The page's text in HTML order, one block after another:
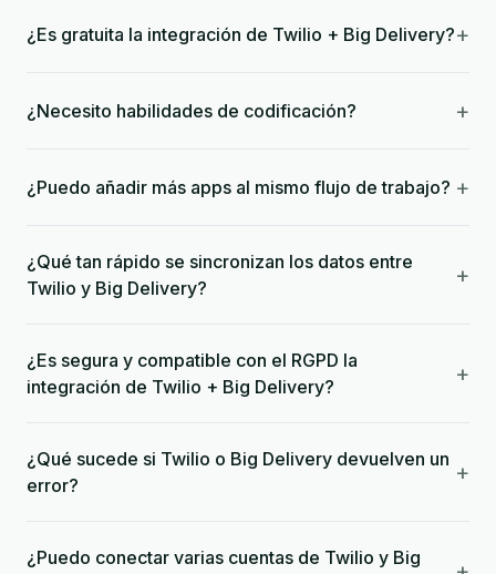
¿Es gratuita la integración de Twilio + Big Delivery?+
¿Necesito habilidades de codificación? +
¿Puedo añadir más apps al mismo flujo de trabajo? +
¿Qué tan rápido se sincronizan los datos entre
Twilio y Big Delivery?
+
¿Es segura y compatible con el RGPD la
integración de Twilio + Big Delivery?
+
¿Qué sucede si Twilio o Big Delivery devuelven un
error?
+
¿Puedo conectar varias cuentas de Twilio y Big